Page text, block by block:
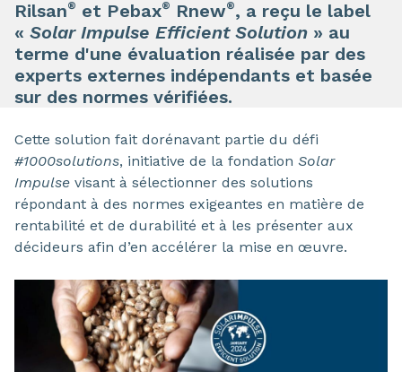
Rilsan® et Pebax® Rnew®, a reçu le label
« Solar Impulse Efficient Solution » au
terme d'une évaluation réalisée par des
experts externes indépendants et basée
sur des normes vérifiées.
Cette solution fait dorénavant partie du défi
#1000solutions, initiative de la fondation Solar
Impulse visant à sélectionner des solutions
répondant à des normes exigeantes en matière de
rentabilité et de durabilité et à les présenter aux
décideurs afin d’en accélérer la mise en œuvre.